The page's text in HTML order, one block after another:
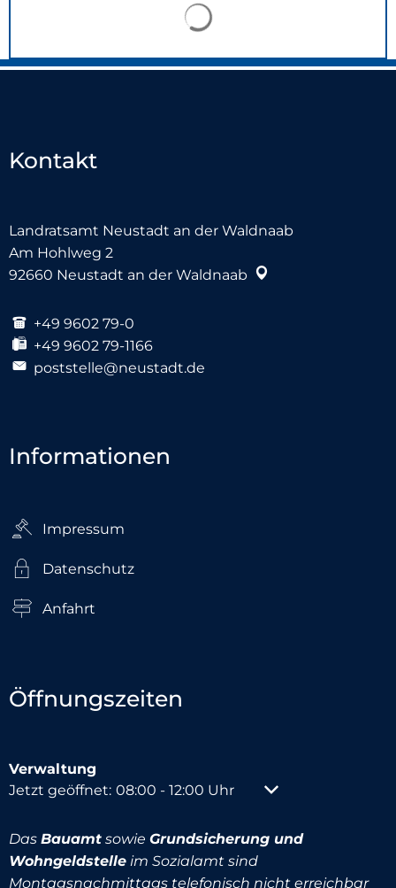
Kontakt
Landratsamt Neustadt an der Waldnaab
Am Hohlweg 2
92660 Neustadt an der Waldnaab
+49 9602 79-0
+49 9602 79-1166
poststelle@neustadt.de
Informationen
Impressum
Datenschutz
Anfahrt
Öffnungszeiten
Verwaltung
Klicken, um weitere Öffnungs- oder Schließzeiten
Jetzt geöffnet: 08:00 - 12:00 Uhr Von 08:00 bis
Das Bauamt sowie Grundsicherung und
Wohngeldstelle im Sozialamt sind
Montagsnachmittags telefonisch nicht erreichbar